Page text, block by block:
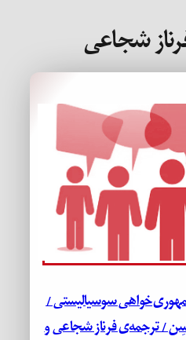
شجاعی
سوسیالیستی /
/ ترجمه‌ی فرناز شجاعی و